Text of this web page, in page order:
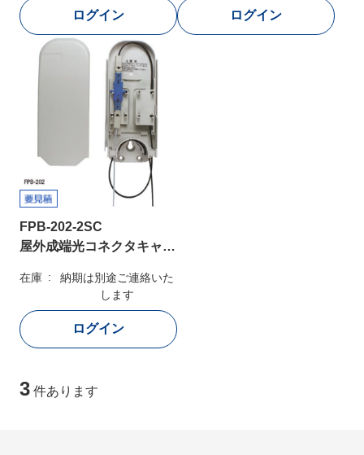
FPB-202-2SC
屋外成端光コネクタキャビネット
在庫
納期は別途ご連絡いた
します
3 件あります